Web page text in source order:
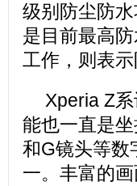
级别防尘防
是目前最高
工作，则表示
Xperia Z
能也一直是
和G镜头等数
一。丰富的